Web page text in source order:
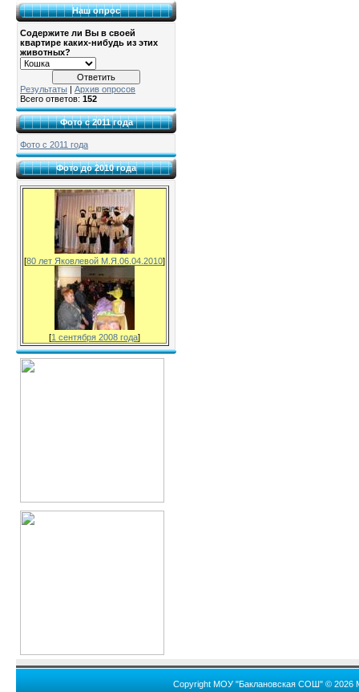
Наш опрос
Содержите ли Вы в своей
квартире каких-нибудь из этих
животных?
Результаты
Архив опросов
Всего ответов: 152
Фото с 2011 года
Фото с 2011 года
Фото до 2010 года
[80 лет Яковлевой М.Я.06.04.2010]
[1 сентября 2008 года]
Copyright МОУ "Баклановская СОШ" © 2026